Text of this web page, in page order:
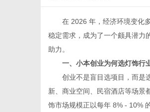
在 2026 年，经济环境变化多
稳定需求，成为了一个颇具潜力
助力。
一、小本创业为何选灯饰行
创业不是盲目选项目，而是选
新、商业空间、民宿酒店等场景
饰市场规模正以每年 8% - 10%